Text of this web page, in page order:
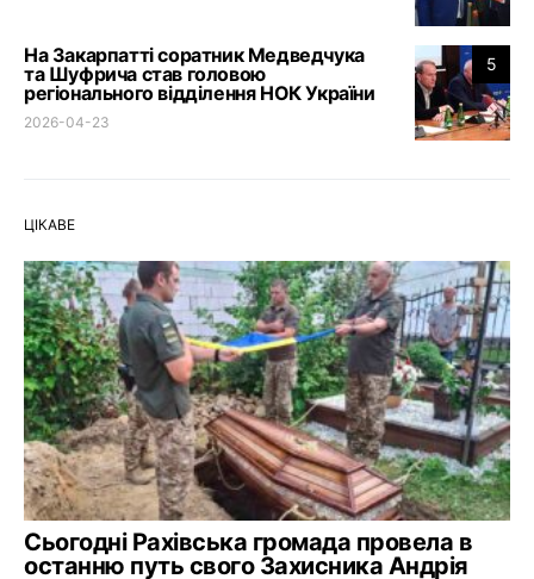
5
На Закарпатті соратник Медведчука
та Шуфрича став головою
регіонального відділення НОК України
2026-04-23
ЦІКАВЕ
Сьогодні Рахівська громада провела в
останню путь свого Захисника Андрія